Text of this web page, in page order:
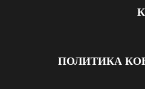
ПОЛИТИКА